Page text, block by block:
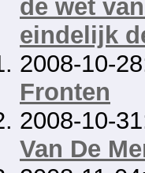
de wet
eindelijk
2008-10-
Fronten
2008-10-
Van De